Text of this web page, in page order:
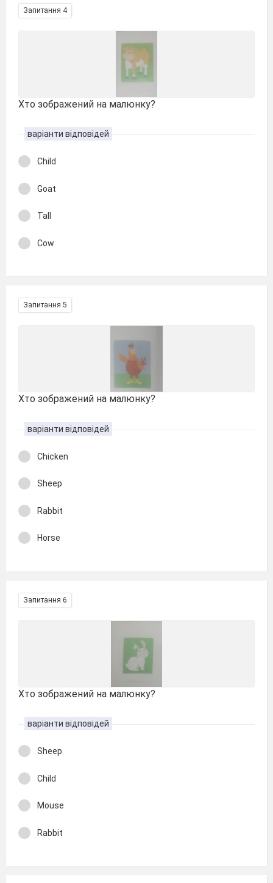
Запитання 4
Хто зображений на малюнку?
варіанти відповідей
Child
Goat
Tall
Cow
Запитання 5
Хто зображений на малюнку?
варіанти відповідей
Chicken
Sheep
Rabbit
Horse
Запитання 6
Хто зображений на малюнку?
варіанти відповідей
Sheep
Child
Mouse
Rabbit